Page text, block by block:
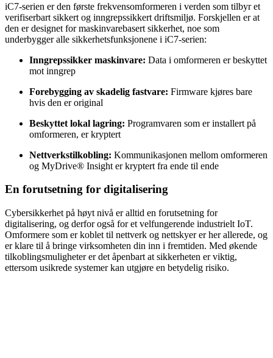
iC7-serien er den første frekvensomformeren i verden som tilbyr et
verifiserbart sikkert og inngrepssikkert driftsmiljø. Forskjellen er at
den er designet for maskinvarebasert sikkerhet, noe som
underbygger alle sikkerhetsfunksjonene i iC7-serien:
Inngrepssikker maskinvare: Data i omformeren er beskyttet
mot inngrep
Forebygging av skadelig fastvare: Firmware kjøres bare
hvis den er original
Beskyttet lokal lagring: Programvaren som er installert på
omformeren, er kryptert
Nettverkstilkobling: Kommunikasjonen mellom omformeren
og MyDrive® Insight er kryptert fra ende til ende
En forutsetning for digitalisering
Cybersikkerhet på høyt nivå er alltid en forutsetning for
digitalisering, og derfor også for et velfungerende industrielt IoT.
Omformere som er koblet til nettverk og nettskyer er her allerede, og
er klare til å bringe virksomheten din inn i fremtiden. Med økende
tilkoblingsmuligheter er det åpenbart at sikkerheten er viktig,
ettersom usikrede systemer kan utgjøre en betydelig risiko.